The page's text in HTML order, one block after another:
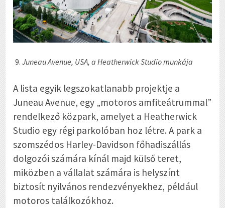
Juneau Avenue, USA, a Heatherwick Studio munkája
A lista egyik legszokatlanabb projektje a
Juneau Avenue, egy „motoros amfiteátrummal”
rendelkező közpark, amelyet a Heatherwick
Studio egy régi parkolóban hoz létre. A park a
szomszédos Harley-Davidson főhadiszállás
dolgozói számára kínál majd külső teret,
miközben a vállalat számára is helyszínt
biztosít nyilvános rendezvényekhez, például
motoros találkozókhoz.